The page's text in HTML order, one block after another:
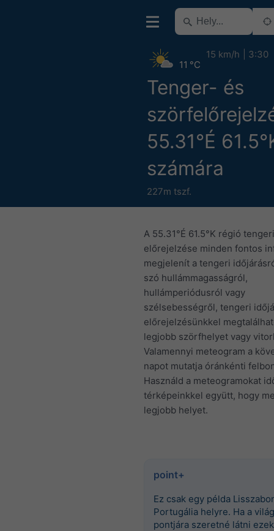
Tenger- és
55.31°É
számára
227m tszf.
11 °C
15 km/h 3:30
A 55.31°É 61.5°K régió
előrejelzése minden fontos
megjelenít a tengeri
szó hullámmagasságról,
hullámperiódusról vagy
szélsebességről, tengeri
előrejelzésünkkel
legjobb szörfhelyet vagy
Valamennyi meteogram a
napot mutatja óránkénti
Használd a meteogramokat
térképeinkkel együtt, hogy
legjobb helyet.
point+
Ez csak egy példa
Portugália helyre. Ha a
pontjára szeretné látni